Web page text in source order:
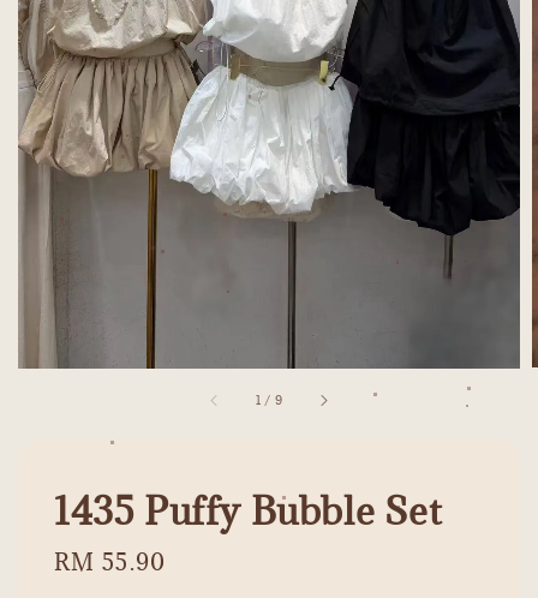
1 / 9
1435 Puffy Bubble Set
Regular
RM 55.90